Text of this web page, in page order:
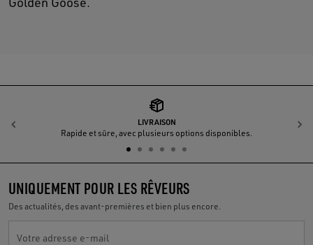
LIVRAISON
Rapide et sûre, avec plusieurs options disponibles.
Précédent
UNIQUEMENT POUR LES RÊVEURS
Des actualités, des avant-premières et bien plus encore.
Votre adresse e-mail